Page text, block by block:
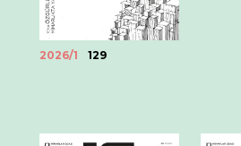
2026/1 129